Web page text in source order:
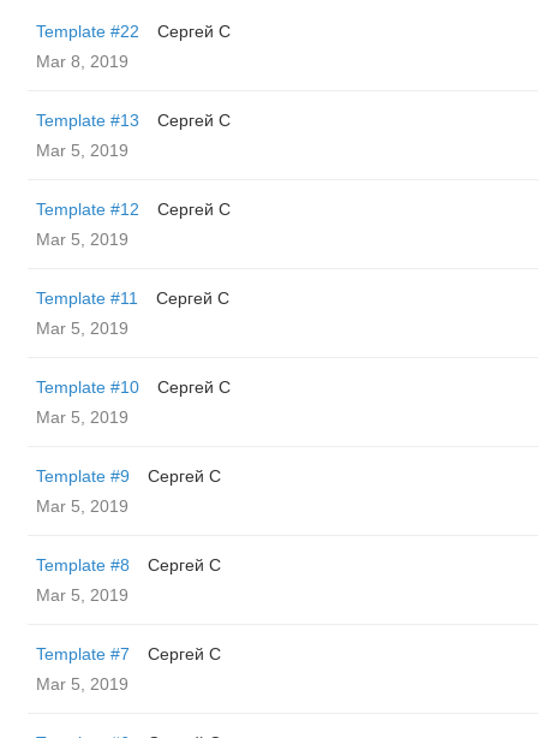
Template #22
Сергей С
Mar 8, 2019
Template #13
Сергей С
Mar 5, 2019
Template #12
Сергей С
Mar 5, 2019
Template #11
Сергей С
Mar 5, 2019
Template #10
Сергей С
Mar 5, 2019
Template #9
Сергей С
Mar 5, 2019
Template #8
Сергей С
Mar 5, 2019
Template #7
Сергей С
Mar 5, 2019